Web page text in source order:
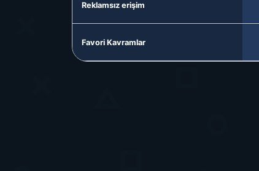
Reklamsız erişim
Favori Kavramlar